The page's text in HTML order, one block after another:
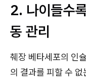
2. 나이들수
동 관리
췌장 베타세포의 인
의 결과를 피할 수